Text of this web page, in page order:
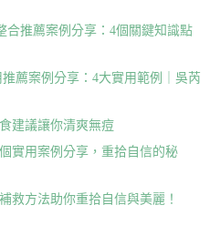
合推薦案例分享：4個關鍵知識點
薦案例分享：4大實用範例｜吳芮
建議讓你清爽無痘
實用案例分享，重拾自信的秘
救方法助你重拾自信與美麗！